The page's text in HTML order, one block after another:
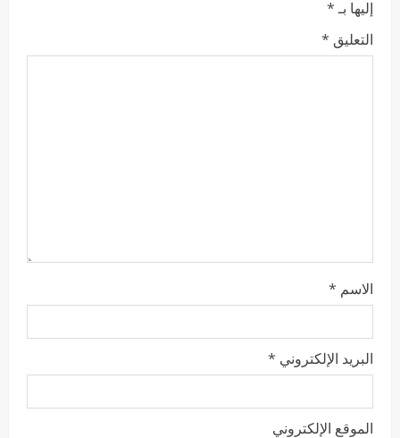
إليها بـ*
التعليق *
الاسم *
البريد الإلكتروني *
الموقع الإلكتروني